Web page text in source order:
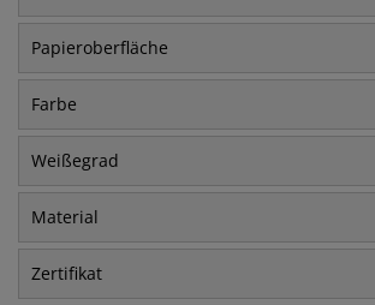
Papieroberfläche
Farbe
Weißegrad
Material
Zertifikat